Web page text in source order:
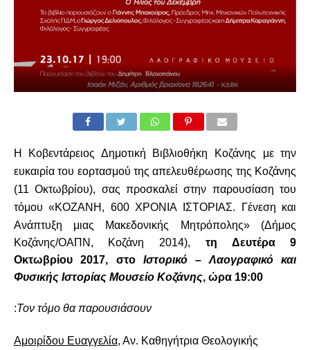
Η Κοβεντάρειος Δημοτική Βιβλιοθήκη Κοζάνης με την
ευκαιρία του εορτασμού της απελευθέρωσης της Kοζάνης
(11 Οκτωβρίου), σας προσκαλεί στην παρουσίαση του
τόμου«ΚΟΖΑΝΗ, 600 ΧΡΟΝΙΑ ΙΣΤΟΡΙΑΣ. Γένεση και
Ανάπτυξη μιας Μακεδονικής Μητρόπολης» (Δήμος
Κοζάνης/ΟΑΠΝ, Κοζάνη 2014), τη Δευτέρα 9
Οκτωβρίου 2017, στο Ιστορικό – Λαογραφικό και
Φυσικής Ιστορίας Μουσείο Κοζάνης, ώρα 19:00
Τον τόμο θα παρουσιάσουν
:
Αμοιρίδου Ευαγγελία, Αν. Καθηγήτρια Θεολογικής